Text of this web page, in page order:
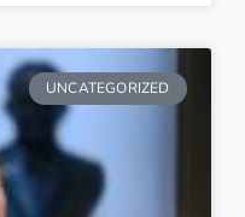
UNCATEGORIZED